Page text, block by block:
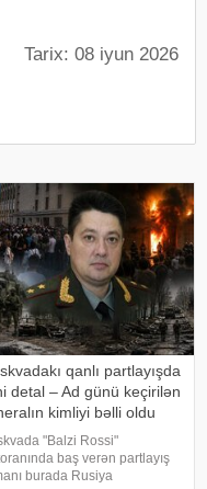
08 iyun 2026
qanlı partlayışda
detal – Ad günü keçirilən
kimliyi bəlli oldu
"Balzi Rossi"
baş verən partlayış
burada Rusiya